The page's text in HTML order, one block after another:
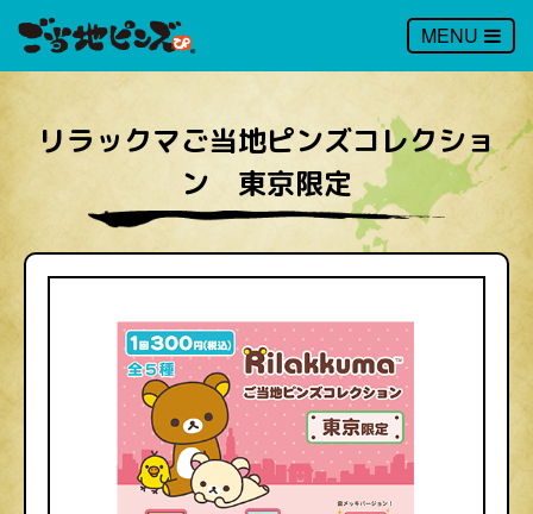
MENU
リラックマご当地ピンズコレクショ
ン 東京限定